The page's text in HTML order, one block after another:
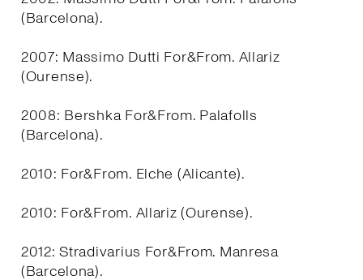
(Barcelona).
2007: Massimo Dutti For&From. Allariz
(Ourense).
2008: Bershka For&From. Palafolls
(Barcelona).
2010: For&From. Elche (Alicante).
2010: For&From. Allariz (Ourense).
2012: Stradivarius For&From. Manresa
(Barcelona).